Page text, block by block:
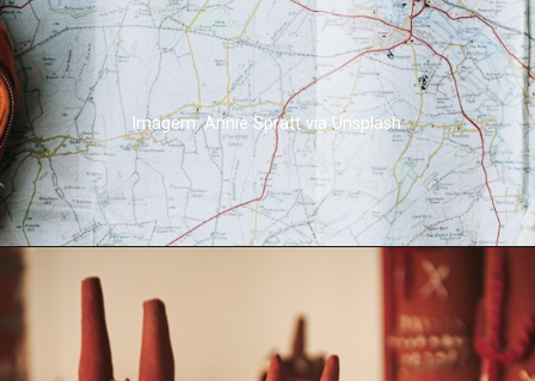
Imagem: Annie Spratt via Unsplash